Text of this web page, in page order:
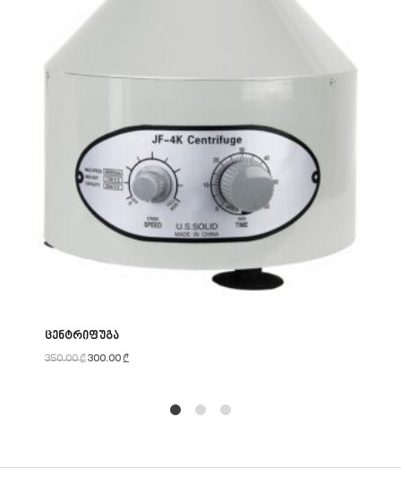
ცენტრიფუგა
350.00₾300.00₾